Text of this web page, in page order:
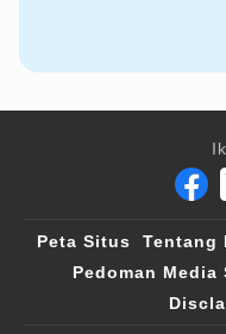
Peta Situs Tentang
Pedoman Media